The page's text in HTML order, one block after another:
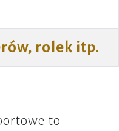
rolek itp.
to